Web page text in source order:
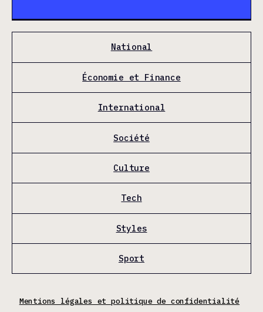
National
Économie et Finance
International
Société
Culture
Tech
Styles
Sport
Mentions légales et politique de confidentialité